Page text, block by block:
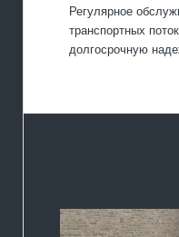
Регулярное
транспортных
долгосрочную